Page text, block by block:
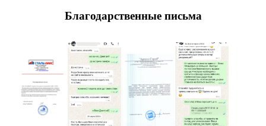
Благодарственные письма